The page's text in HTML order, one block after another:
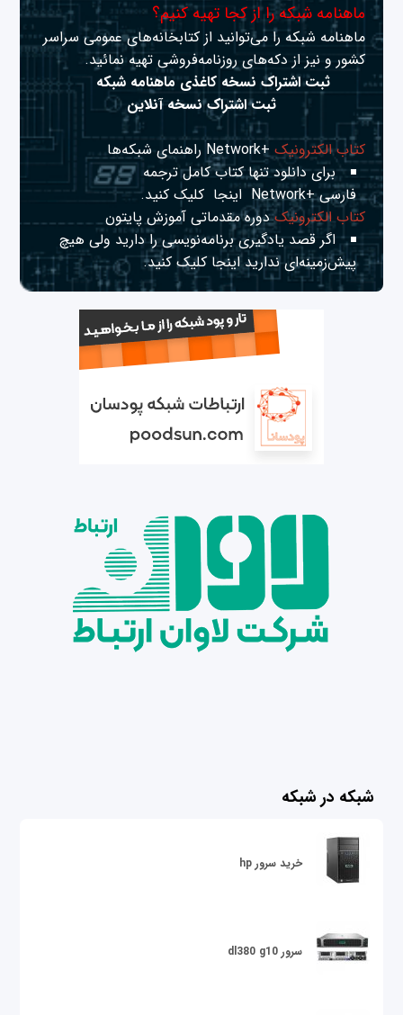
ماهنامه شبکه را از کجا تهیه کنیم؟
ماهنامه شبکه را می‌توانید از کتابخانه‌های عمومی سراسر
کشور و نیز از دکه‌های روزنامه‌فروشی تهیه نمائید.
ثبت اشتراک نسخه کاغذی ماهنامه شبکه
ثبت اشتراک نسخه آنلاین
کتاب الکترونیک+Network راهنمای شبکه‌ها
برای دانلود تنها کتاب کامل ترجمه
فارسی +Network
اینجا کلیک کنید.
کتاب الکترونیکدوره مقدماتی آموزش پایتون
اگر قصد یادگیری برنامه‌نویسی را دارید ولی هیچ
پیش‌زمینه‌ای نداریداینجا کلیک کنید.
شبکه در شبکه
خرید سرور hp
سرور dl380 g10